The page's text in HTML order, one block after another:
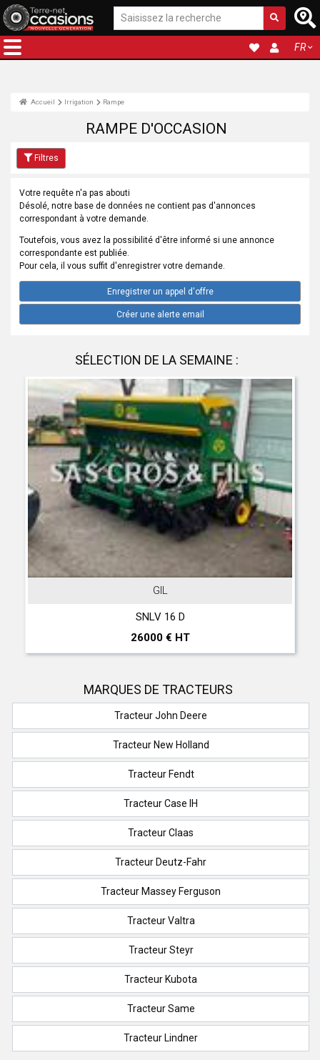
FR
Accueil Irrigation Rampe
RAMPE D'OCCASION
Filtres
Votre requête n'a pas abouti
Désolé, notre base de données ne contient pas d'annonces
correspondant à votre demande.
Toutefois, vous avez la possibilité d'être informé si une annonce
correspondante est publiée.
Pour cela, il vous suffit d'enregistrer votre demande.
Enregistrer un appel d'offre
Créer une alerte email
SÉLECTION DE LA SEMAINE :
GIL
SNLV 16 D
26000 € HT
MARQUES DE TRACTEURS
Tracteur John Deere
Tracteur New Holland
Tracteur Fendt
Tracteur Case IH
Tracteur Claas
Tracteur Deutz-Fahr
Tracteur Massey Ferguson
Tracteur Valtra
Tracteur Steyr
Tracteur Kubota
Tracteur Same
Tracteur Lindner